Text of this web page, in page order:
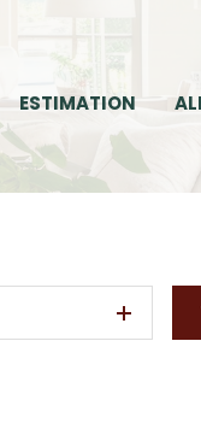
ESTIMATION